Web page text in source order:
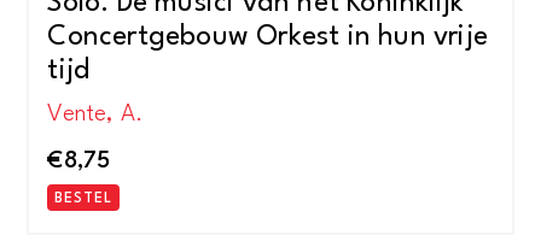
Concertgebouw Orkest in hun vrije
tijd
Vente, A.
€8,75
BESTEL